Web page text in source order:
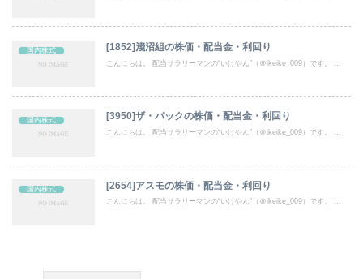
国内株式 [1852]淺沼組の株価・配当金・利回り
こんにちは。 配当サラリーマンの“いけやん”（＠ikeike_009）です。 ...
国内株式 [3950]ザ・パックの株価・配当金・利回り
こんにちは。 配当サラリーマンの“いけやん”（＠ikeike_009）です。 ...
国内株式 [2654]アスモの株価・配当金・利回り
こんにちは。 配当サラリーマンの“いけやん”（＠ikeike_009）です。 ...